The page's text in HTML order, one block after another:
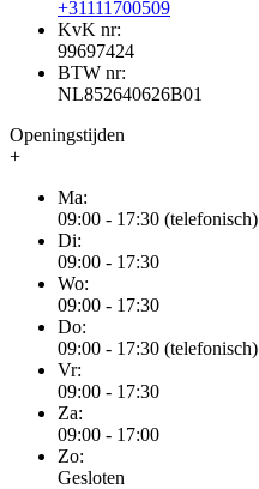
+31111700509
KvK nr:
99697424
BTW nr:
NL852640626B01
Openingstijden
+
Ma:
09:00 - 17:30 (telefonisch)
Di:
09:00 - 17:30
Wo:
09:00 - 17:30
Do:
09:00 - 17:30 (telefonisch)
Vr:
09:00 - 17:30
Za:
09:00 - 17:00
Zo:
Gesloten